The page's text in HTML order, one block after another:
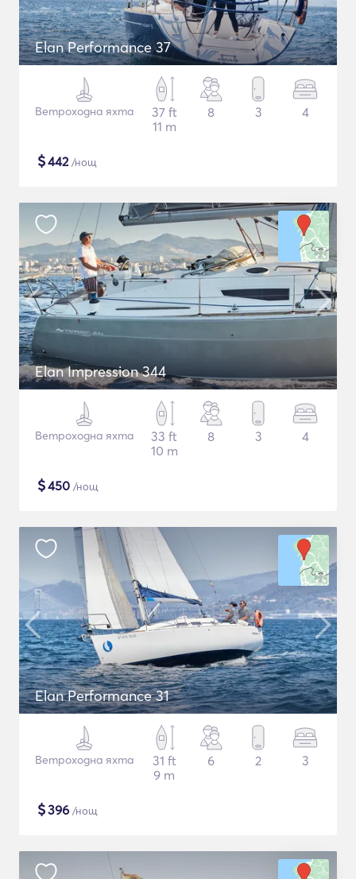
Elan Performance 37
Ветроходна яхта
37 ft
11 m
8 3 4
$442/нощ
Elan Impression 344
Ветроходна яхта
33 ft
10 m
8 3 4
$450 /нощ
Elan Performance 31
Ветроходна яхта
31 ft
9 m
6 2 3
$396 /нощ